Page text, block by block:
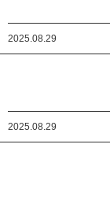
2025.08.29
2025.08.29